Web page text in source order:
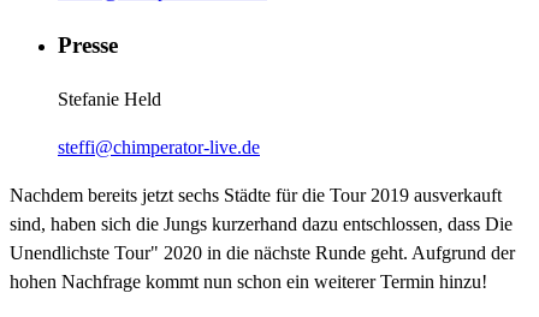
Presse
Stefanie Held
steffi@chimperator-live.de
Nachdem bereits jetzt sechs Städte für die Tour 2019 ausverkauft
sind, haben sich die Jungs kurzerhand dazu entschlossen, dass Die
Unendlichste Tour" 2020 in die nächste Runde geht. Aufgrund der
hohen Nachfrage kommt nun schon ein weiterer Termin hinzu!